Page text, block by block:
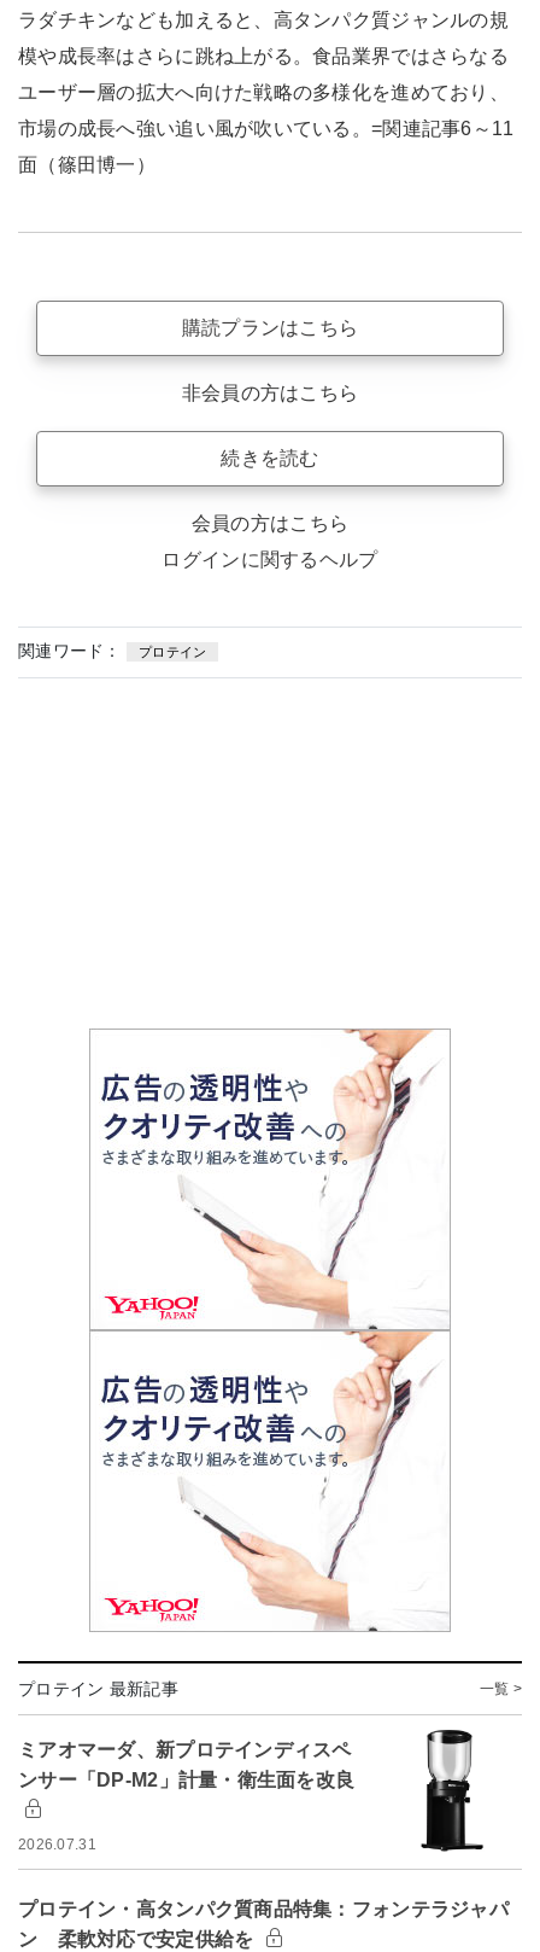
ラダチキンなども加えると、高タンパク質ジャンルの規
模や成長率はさらに跳ね上がる。食品業界ではさらなる
ユーザー層の拡大へ向けた戦略の多様化を進めており、
市場の成長へ強い追い風が吹いている。=関連記事6～11
面（篠田博一）
購読プランはこちら
非会員の方はこちら
続きを読む
会員の方はこちら
ログインに関するヘルプ
関連ワード： プロテイン
プロテイン 最新記事 一覧 >
ミアオマーダ、新プロテインディスペ
ンサー「DP-M2」計量・衛生面を改良
2026.07.31
プロテイン・高タンパク質商品特集：フォンテラジャパ
ン 柔軟対応で安定供給を